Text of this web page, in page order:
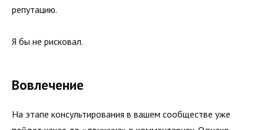
репутацию.
Я бы не рисковал.
Вовлечение
На этапе консультирования в вашем сообществе уже